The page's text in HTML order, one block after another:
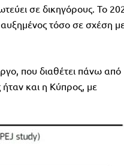
σε δικηγόρους. Το
αυξημένος τόσο σε σχέση
που διαθέτει πάνω από
και η Κύπρος, με